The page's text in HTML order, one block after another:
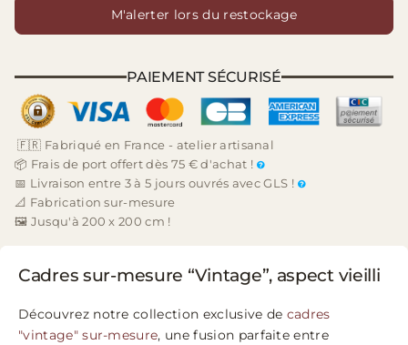
M'alerter lors du restockage
PAIEMENT SÉCURISÉ
🇫🇷 Fabriqué en France - atelier artisanal
📦 Frais de port offert dès 75 € d'achat !
📅 Livraison entre 3 à 5 jours ouvrés avec GLS !
📐 Fabrication sur-mesure
🖼️ Jusqu'à 200 x 200 cm !
Cadres sur-mesure “Vintage”, aspect vieilli
Découvrez notre collection exclusive de cadres
"vintage" sur-mesure, une fusion parfaite entre